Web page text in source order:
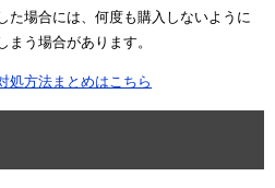
た場合には、何度も購入しないように
まう場合があります。
処方法まとめはこちら